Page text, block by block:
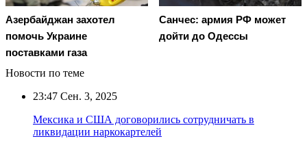
Азербайджан захотел
помочь Украине
поставками газа
Санчес: армия РФ может
дойти до Одессы
Новости по теме
23:47 Сен. 3, 2025
Мексика и США договорились сотрудничать в
ликвидации наркокартелей